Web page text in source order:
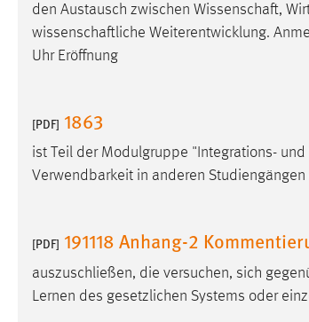
den Austausch zwischen Wissenschaft,
wissenschaftliche Weiterentwicklung.
Uhr Eröffnung
[PDF] 1863
ist Teil der Modulgruppe "Integrations-
Verwendbarkeit in anderen
[PDF] 191118 Anhang-2
auszuschließen, die versuchen, sich
Lernen des gesetzlichen Systems oder
Matomo
Name:
Cookie Laufzeit:
Marketing Cookies werden von Drittanbietern
verwendet, um personalisierte Werbung
Sie tun dies, indem sie Besucher über
hinweg verfolgen.